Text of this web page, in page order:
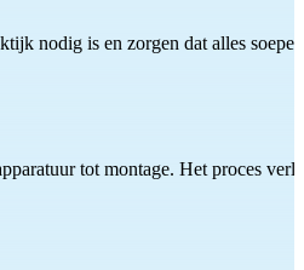
nodig is en zorgen dat alles
tot montage. Het proces